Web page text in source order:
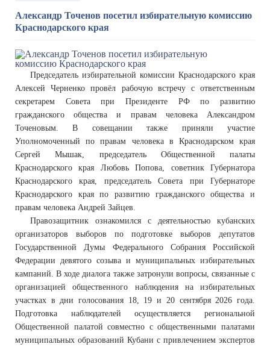
Александр Точенов посетил избирательную комиссию
Краснодарского края
Председатель избирательной комиссии Краснодарского края
Алексей Черненко провёл рабочую встречу с ответственным
секретарем Совета при Президенте РФ по развитию
гражданского общества и правам человека Александром
Точеновым. В совещании также приняли участие
Уполномоченный по правам человека в Краснодарском края
Сергей Мышак, председатель Общественной палаты
Краснодарского края Любовь Попова, советник Губернатора
Краснодарского края, председатель Совета при Губернаторе
Краснодарского края по развитию гражданского общества и
правам человека Андрей Зайцев.
Правозащитник ознакомился с деятельностью кубанских
организаторов выборов по подготовке выборов депутатов
Государственной Думы Федерального Собрания Российской
Федерации девятого созыва и муниципальных избирательных
кампаний. В ходе диалога также затронули вопросы, связанные с
организацией общественного наблюдения на избирательных
участках в дни голосования 18, 19 и 20 сентября 2026 года.
Подготовка наблюдателей осуществляется региональной
Общественной палатой совместно с общественными палатами
муниципальных образований Кубани с привлечением экспертов